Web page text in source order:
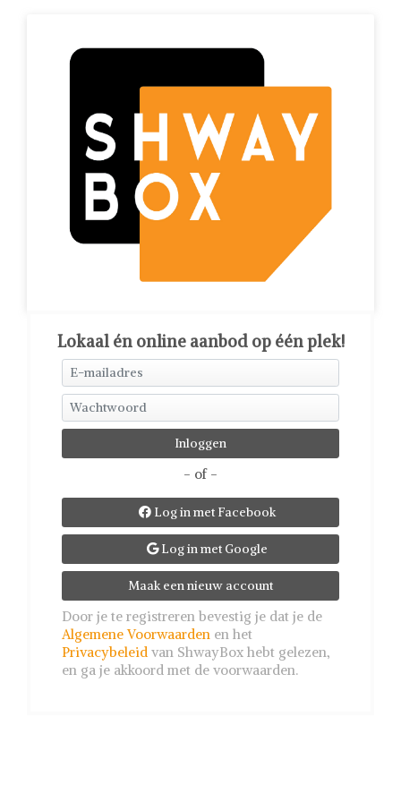
Lokaal én online aanbod op één plek!
- of -
Log in met Facebook
Log in met Google
Maak een nieuw account
Door je te registreren bevestig je dat je de
Algemene Voorwaarden en het
Privacybeleid van ShwayBox hebt gelezen,
en ga je akkoord met de voorwaarden.